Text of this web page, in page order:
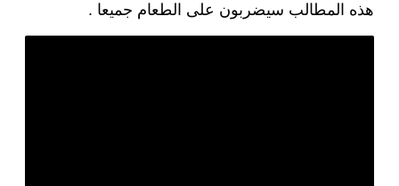
هذه المطالب سيضربون على الطعام جميعا .